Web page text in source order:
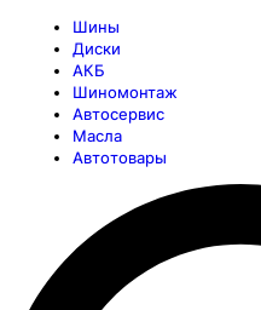
Шины
Диски
АКБ
Шиномонтаж
Автосервис
Масла
Автотовары